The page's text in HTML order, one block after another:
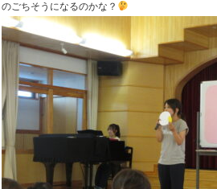
のごちそうになるのかな？